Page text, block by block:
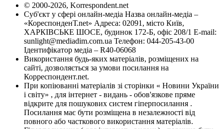
© 2000-2026, Korrespondent.net
Суб'єкт у сфері онлайн-медіа Назва онлайн-медіа –
«КореспонденТ.net» Адреса: 02091, місто Київ,
ХАРКІВСЬКЕ ШОСЕ, будинок 172-Б, офіс 208/1 E-mail:
sunlight@mediadim.com.ua Телефон: 044-205-43-00
Ідентифікатор медіа – R40-06068
Використання будь-яких матеріалів, розміщених на
сайті, дозволяється за умови посилання на
Корреспондент.net.
При копіюванні матеріалів зі сторінки « Новини України
і світу» , для інтернет - видань - обов'язкове пряме
відкрите для пошукових систем гіперпосилання .
Посилання має бути розміщена в незалежності від
повного або часткового використання матеріалів.